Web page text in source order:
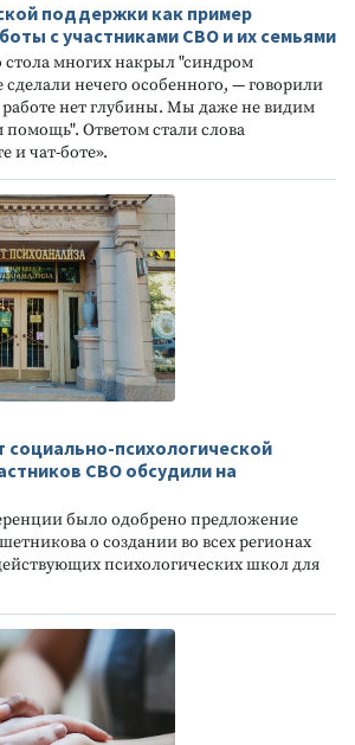
поддержки как пример
с участниками СВО и их семьями
стола многих накрыл "синдром
нечего особенного, — говорили
нет глубины. Мы даже не видим
помощь". Ответом стали слова
и чат-боте».
психологической
СВО обсудили на
было одобрено предложение
о создании во всех регионах
психологических школ для